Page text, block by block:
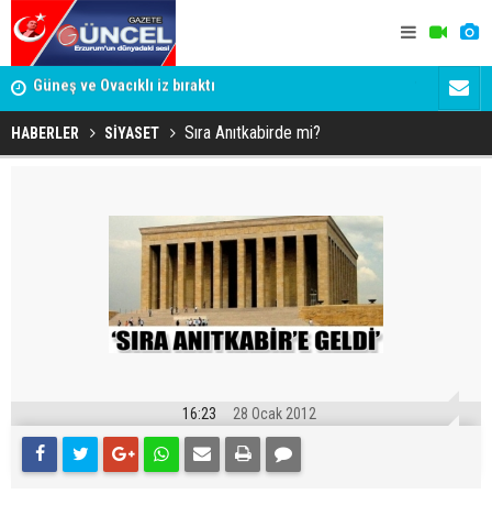
BEYAZLI SEVDA İÇİN BÜYÜK DESTEK KAMPANYASI
BAŞLADI
HABERLER SİYASET Sıra Anıtkabirde mi?
16:23 28 Ocak 2012